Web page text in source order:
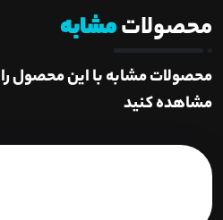
محصولاتمشابه
محصولات مشابه با این محصول را
مشاهده کنید